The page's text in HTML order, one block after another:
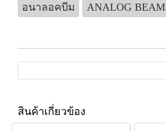
อนาลอคบีม ANALOG BEAM
สินค้าเกี่ยวข้อง